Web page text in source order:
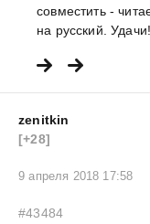
совместить -
на русский. Удачи!
zenitkin
[+28]
9 апреля 2018 17:58
#43484